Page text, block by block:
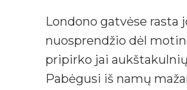
Londono gatvėse rasta
nuosprendžio dėl
pripirko jai
Pabėgusi iš namų